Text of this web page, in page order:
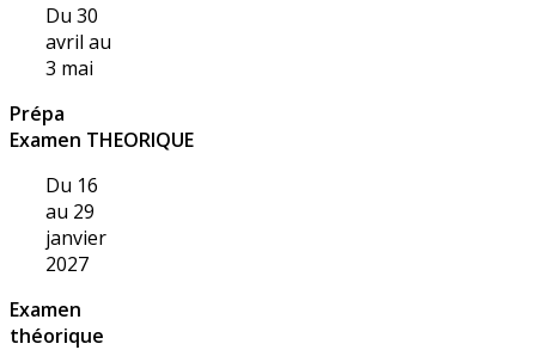
Du 30
avril au
3 mai
Prépa
Examen THEORIQUE
Du 16
au 29
janvier
2027
Examen
théorique